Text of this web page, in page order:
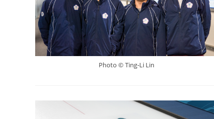
Photo © Ting-Li Lin